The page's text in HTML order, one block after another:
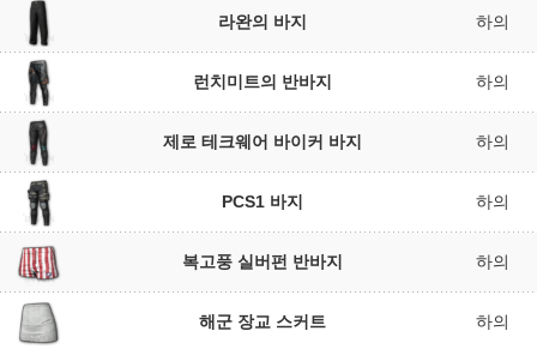
라완의 바지 하의
런치미트의 반바지 하의
제로 테크웨어 바이커 바지 하의
PCS1 바지 하의
복고풍 실버펀 반바지 하의
해군 장교 스커트 하의